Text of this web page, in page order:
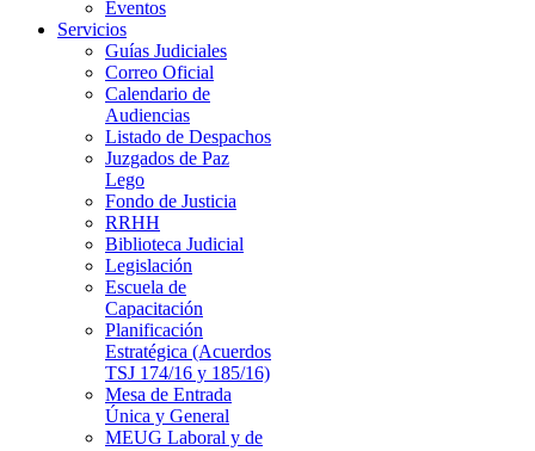
Eventos
Servicios
Guías Judiciales
Correo Oficial
Calendario de
Audiencias
Listado de Despachos
Juzgados de Paz
Lego
Fondo de Justicia
RRHH
Biblioteca Judicial
Legislación
Escuela de
Capacitación
Planificación
Estratégica (Acuerdos
TSJ 174/16 y 185/16)
Mesa de Entrada
Única y General
MEUG Laboral y de